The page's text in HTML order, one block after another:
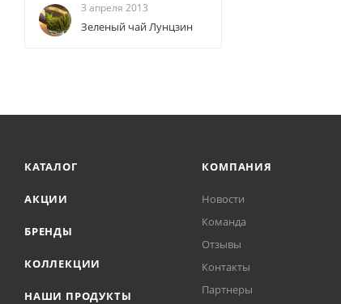
3 апреля 2013
Зеленый чай Лунцзин
КАТАЛОГ
АКЦИИ
БРЕНДЫ
КОЛЛЕКЦИИ
НАШИ ПРОДУКТЫ
КОМПАНИЯ
Новости
Команда
Отзывы
Контакты
Партнеры